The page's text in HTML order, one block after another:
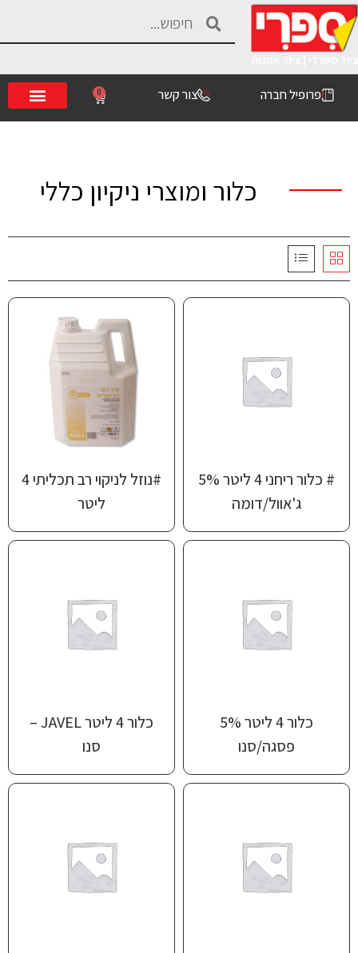
פרופיל חברה צור קשר 0
כלור ומוצרי ניקיון כללי
# כלור ריחני 4 ליטר 5%
ג'אוול/דומה
#נוזל לניקוי רב תכליתי 4
ליטר
כלור 4 ליטר 5%
פסגה/סנו
כלור 4 ליטר JAVEL –
סנו